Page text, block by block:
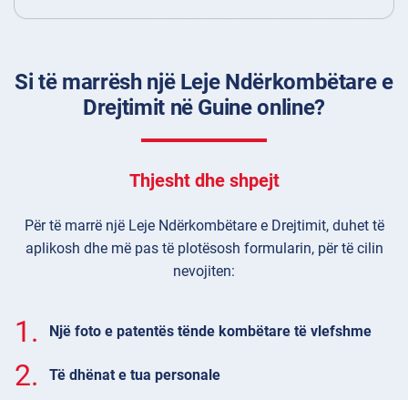
Si të marrësh një Leje Ndërkombëtare e
Drejtimit në Guine online?
Thjesht dhe shpejt
Për të marrë një Leje Ndërkombëtare e Drejtimit, duhet të
aplikosh dhe më pas të plotësosh formularin, për të cilin
nevojiten:
1. Një foto e patentës tënde kombëtare të vlefshme
2. Të dhënat e tua personale